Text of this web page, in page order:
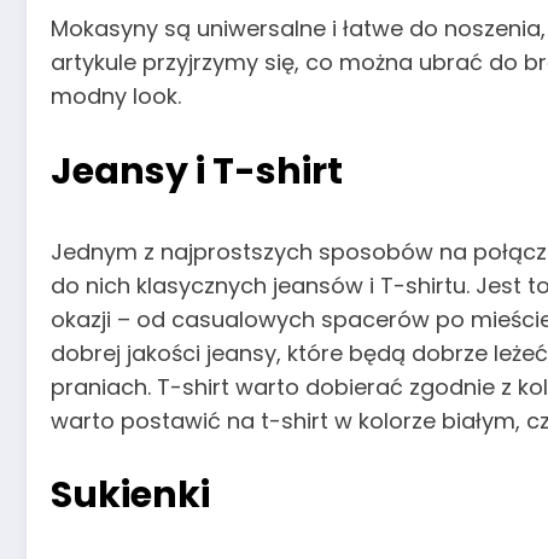
Mokasyny są uniwersalne i łatwe do
artykule przyjrzymy się, co można ubrać do
modny look.
Jeansy i T-shirt
Jednym z najprostszych sposobów na
do nich klasycznych jeansów i T-shirtu. Jest
okazji – od casualowych spacerów po
dobrej jakości jeansy, które będą dobrze
praniach. T-shirt warto dobierać zgodnie z
warto postawić na t-shirt w kolorze białym,
Sukienki